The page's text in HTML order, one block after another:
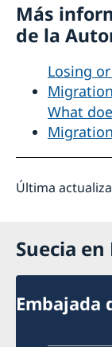
Más
de la
Losing
What
Última
Suecia en
Embajada